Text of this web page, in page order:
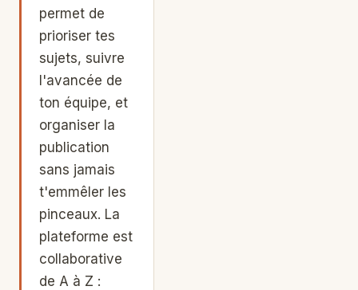
permet de
prioriser tes
sujets, suivre
l'avancée de
ton équipe, et
organiser la
publication
sans jamais
t'emmêler les
pinceaux. La
plateforme est
collaborative
de A à Z :